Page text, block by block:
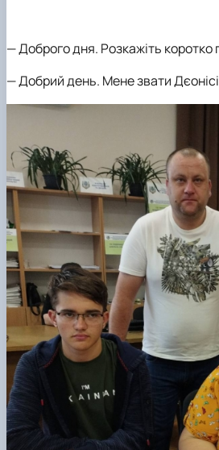
Відеородзинки
Рада молодих вчених та
Підвищення кваліфікації
—Доброго дня. Розкажіть коротко
—Добрий день. Мене звати